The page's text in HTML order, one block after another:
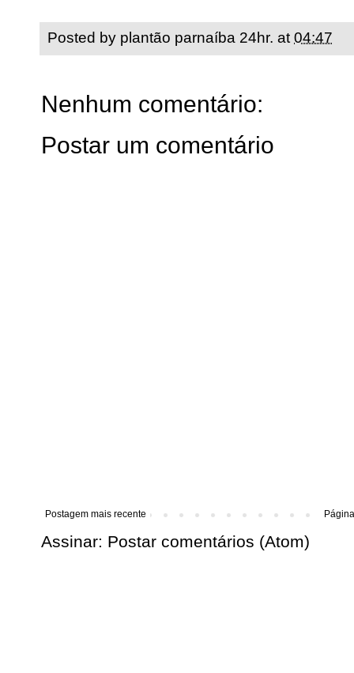
Posted by plantão parnaíba 24hr. at 04:47
Nenhum comentário:
Postar um comentário
Postagem mais recente
Assinar: Postar comentários (Atom)